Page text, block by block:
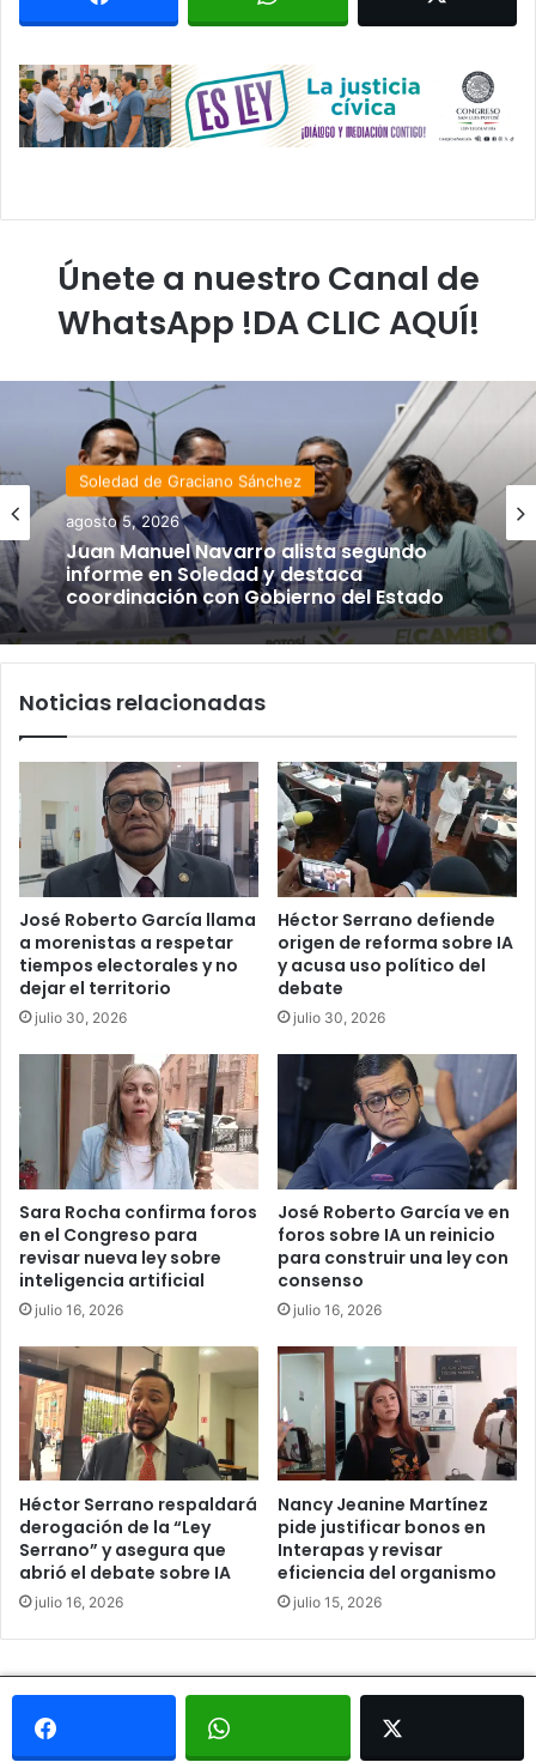
Únete a nuestro Canal de
WhatsApp !DA CLIC AQUÍ!
Soledad de Graciano Sánchez
agosto 5, 2026
Juan Manuel Navarro alista segundo
informe en Soledad y destaca
coordinación con Gobierno del Estado
Noticias relacionadas
José Roberto García llama
a morenistas a respetar
tiempos electorales y no
dejar el territorio
julio 30, 2026
Héctor Serrano defiende
origen de reforma sobre IA
y acusa uso político del
debate
julio 30, 2026
Sara Rocha confirma foros
en el Congreso para
revisar nueva ley sobre
inteligencia artificial
julio 16, 2026
José Roberto García ve en
foros sobre IA un reinicio
para construir una ley con
consenso
julio 16, 2026
Héctor Serrano respaldará
derogación de la “Ley
Serrano” y asegura que
abrió el debate sobre IA
julio 16, 2026
Nancy Jeanine Martínez
pide justificar bonos en
Interapas y revisar
eficiencia del organismo
julio 15, 2026
© Copyright 2026, Todos los derechos reservados - Metrópoli
San Luis 2013 |